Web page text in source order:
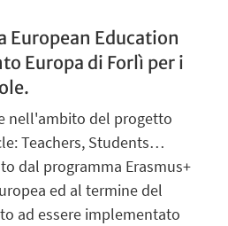
European Education
Europa di Forlì per i
nell'ambito del progetto
Teachers, Students…
dal programma Erasmus+
ed al termine del
ad essere implementato